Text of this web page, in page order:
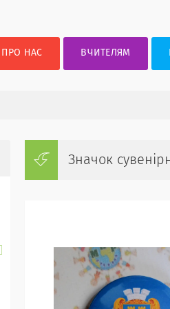
ПРО НАС ВЧИТЕЛЯМ
Значок